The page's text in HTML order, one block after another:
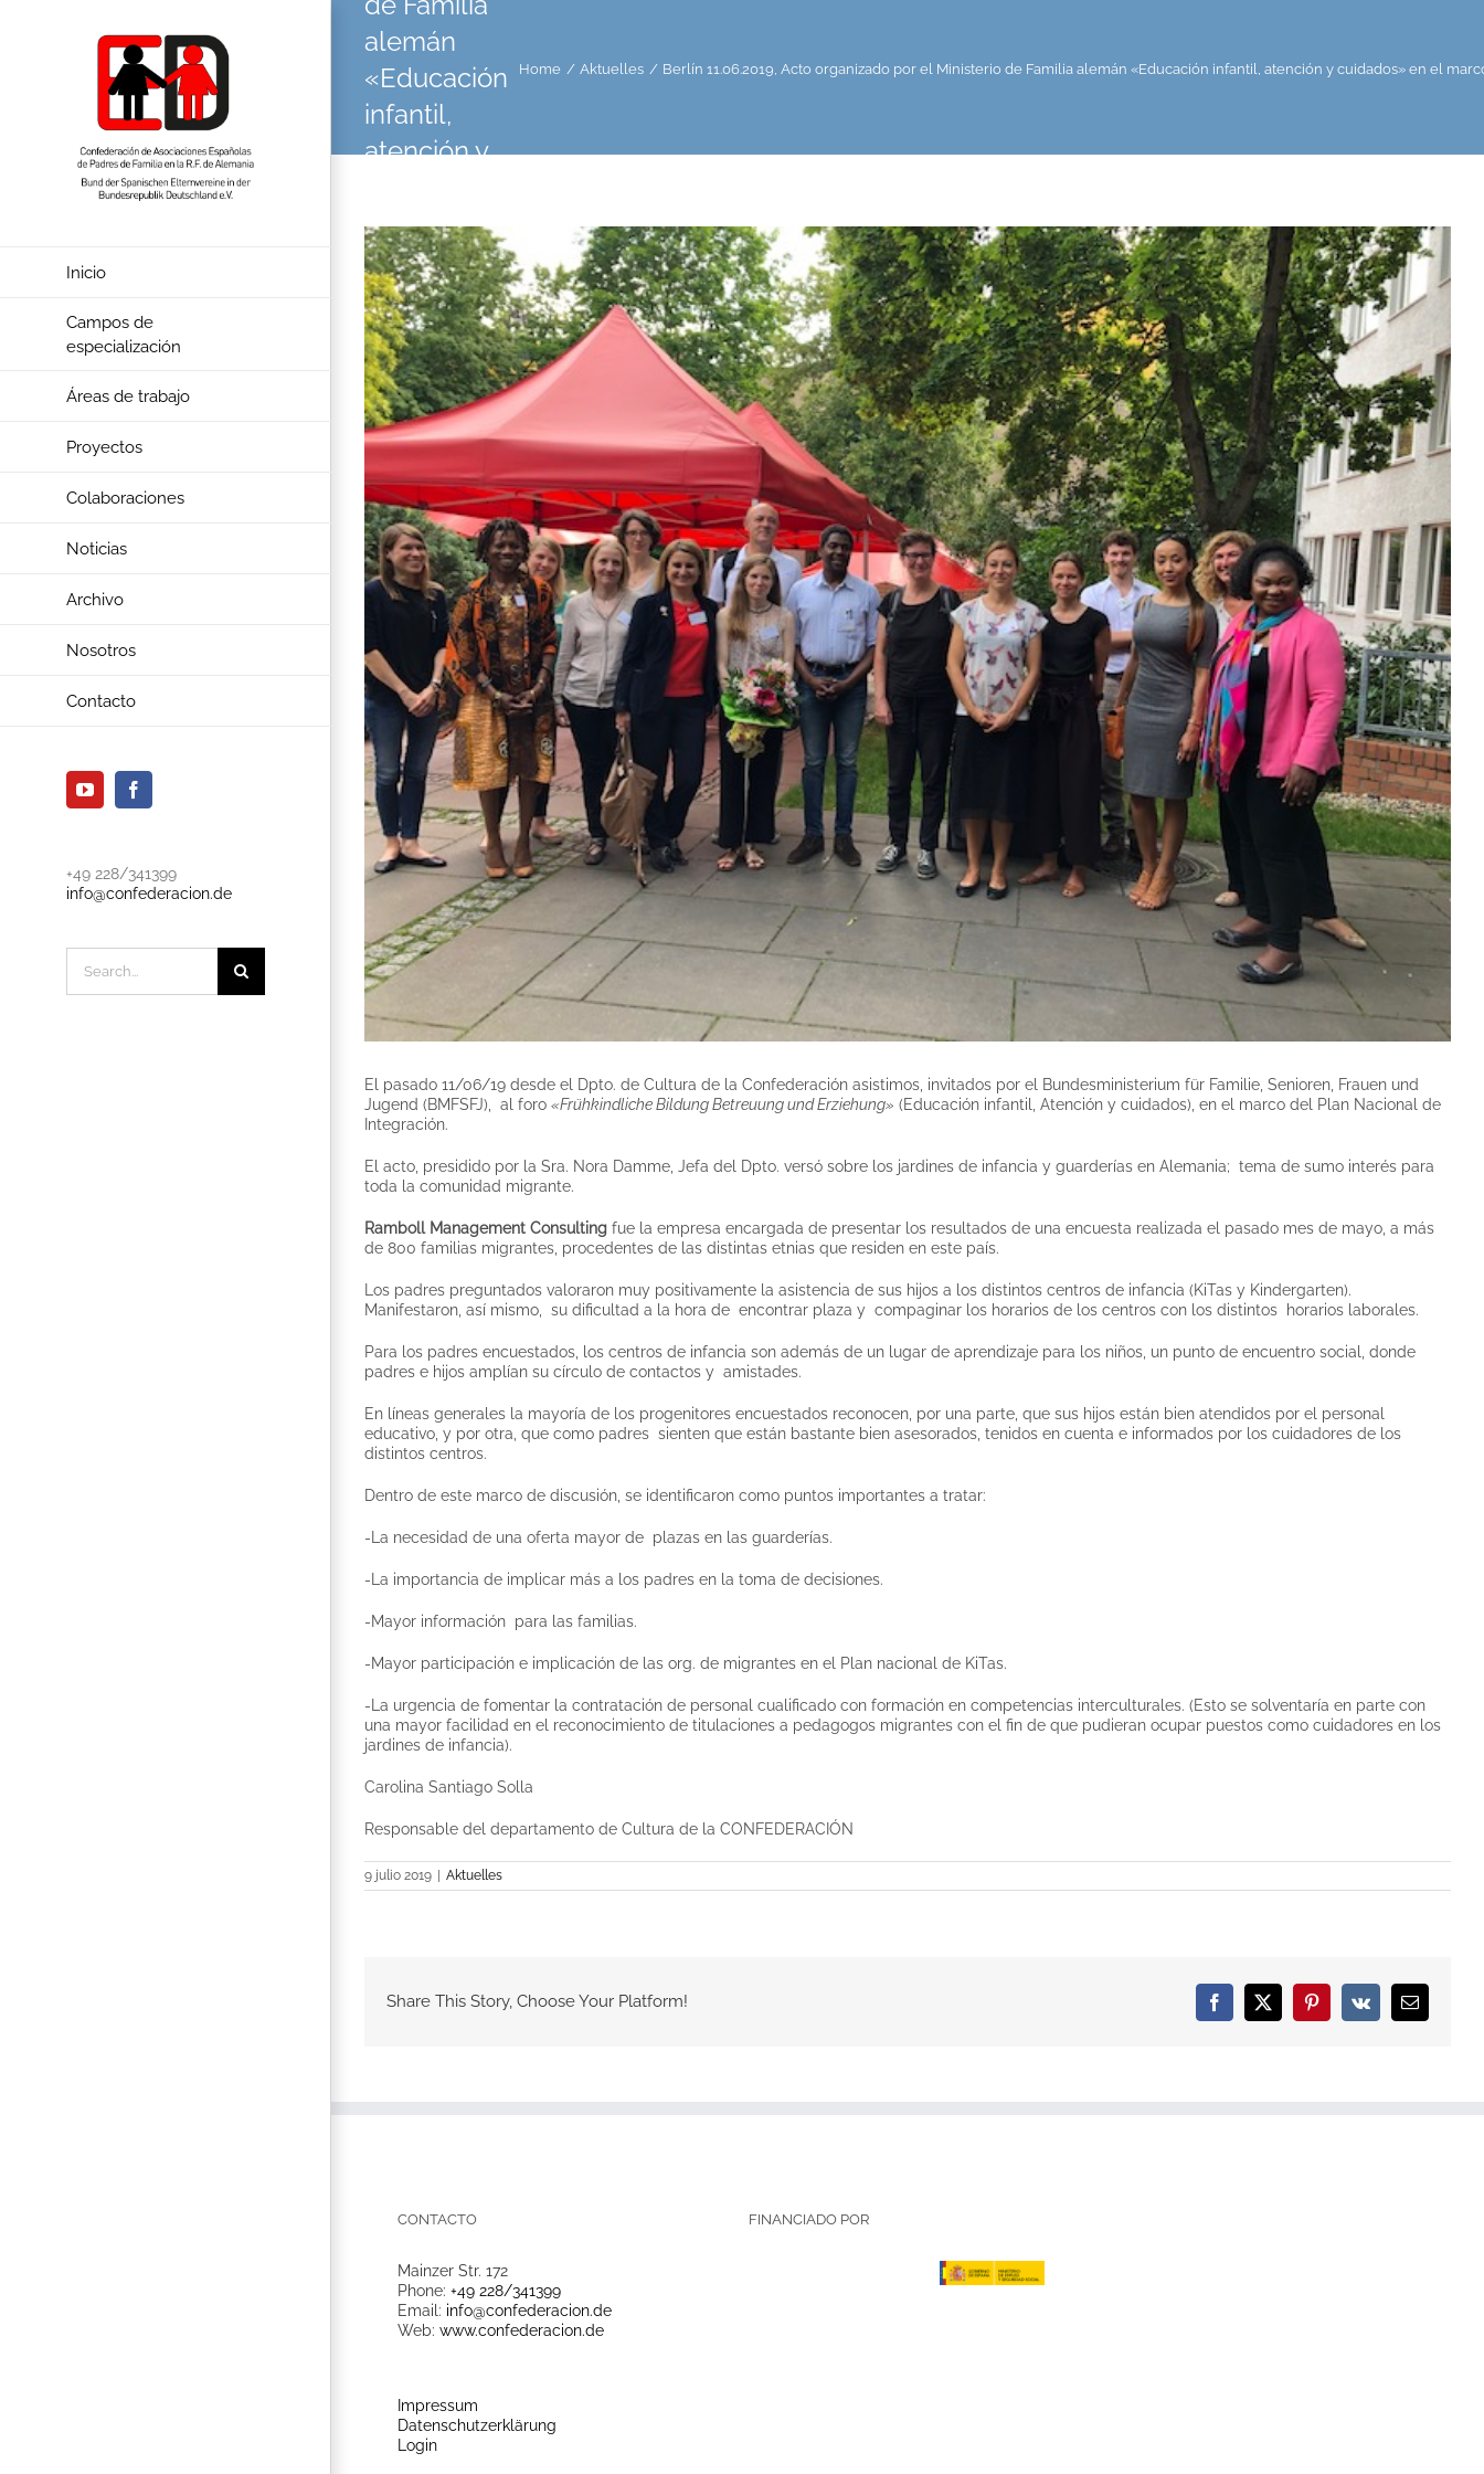
Inicio
Campos de
especialización
Áreas de trabajo
Proyectos
Colaboraciones
Noticias
Archivo
Nosotros
Contacto
YouTubeFacebook
+49 228/341399
info@confederacion.de
for:
alemán
«Educación
infantil,
atención y
en el marco
del Plan
Nacional
de
Integración.
Home Aktuelles Berlín 11.06.2019, Acto organizado por el Ministerio de Familia alemán «Educación infantil, atención y cuidados» en el
View
Larger
Image
El pasado 11/06/19 desde el Dpto. de Cultura de la Confederación asistimos, invitados por el Bundesministerium für Familie, Senioren, Frauen und
Jugend (BMFSFJ), al foro «Frühkindliche Bildung Betreuung und Erziehung» (Educación infantil, Atención y cuidados), en el marco del Plan Nacional de
Integración.
El acto, presidido por la Sra. Nora Damme, Jefa del Dpto. versó sobre los jardines de infancia y guarderías en Alemania; tema de sumo interés para
toda la comunidad migrante.
Ramboll Management Consulting fue la empresa encargada de presentar los resultados de una encuesta realizada el pasado mes de mayo, a más
de 800 familias migrantes, procedentes de las distintas etnias que residen en este país.
Los padres preguntados valoraron muy positivamente la asistencia de sus hijos a los distintos centros de infancia (KiTas y Kindergarten).
Manifestaron, así mismo, su dificultad a la hora de encontrar plaza y compaginar los horarios de los centros con los distintos horarios laborales.
Para los padres encuestados, los centros de infancia son además de un lugar de aprendizaje para los niños, un punto de encuentro social, donde
padres e hijos amplían su círculo de contactos y amistades.
En líneas generales la mayoría de los progenitores encuestados reconocen, por una parte, que sus hijos están bien atendidos por el personal
educativo, y por otra, que como padres sienten que están bastante bien asesorados, tenidos en cuenta e informados por los cuidadores de los
distintos centros.
Dentro de este marco de discusión, se identificaron como puntos importantes a tratar:
-La necesidad de una oferta mayor de plazas en las guarderías.
-La importancia de implicar más a los padres en la toma de decisiones.
-Mayor información para las familias.
-Mayor participación e implicación de las org. de migrantes en el Plan nacional de KiTas.
-La urgencia de fomentar la contratación de personal cualificado con formación en competencias interculturales. (Esto se solventaría en parte con
una mayor facilidad en el reconocimiento de titulaciones a pedagogos migrantes con el fin de que pudieran ocupar puestos como cuidadores en los
jardines de infancia).
Carolina Santiago Solla
Responsable del departamento de Cultura de la CONFEDERACIÓN
9 julio 2019 Aktuelles
Share This Story, Choose Your Platform! Facebook
X Pinterest
Vk Email
CONTACTO
Mainzer Str. 172
Phone: +49 228/341399
Email: info@confederacion.de
Web: www.confederacion.de
Impressum
Datenschutzerklärung
Login
FINANCIADO POR